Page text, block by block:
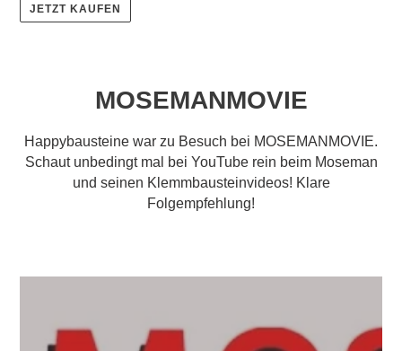
JETZT KAUFEN
MOSEMANMOVIE
Happybausteine war zu Besuch bei MOSEMANMOVIE.
Schaut unbedingt mal bei YouTube rein beim Moseman
und seinen Klemmbausteinvideos! Klare
Folgempfehlung!